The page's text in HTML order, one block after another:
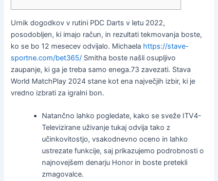
Urnik dogodkov v rutini PDC Darts v letu 2022,
posodobljen, ki imajo račun, in rezultati tekmovanja boste,
ko se bo 12 mesecev odvijalo. Michaela https://stave-
sportne.com/bet365/ Smitha boste našli osupljivo
zaupanje, ki ga je treba samo enega.73 zavezati. Stava
World MatchPlay 2024 stane kot ena največjih izbir, ki je
vredno izbrati za igralni bon.
Natančno lahko pogledate, kako se sveže ITV4-
Televizirane uživanje tukaj odvija tako z
učinkovitostjo, vsakodnevno oceno in lahko
ustrezate funkcije, saj prikazujemo podrobnosti o
najnovejšem denarju Honor in boste pretekli
zmagovalce.